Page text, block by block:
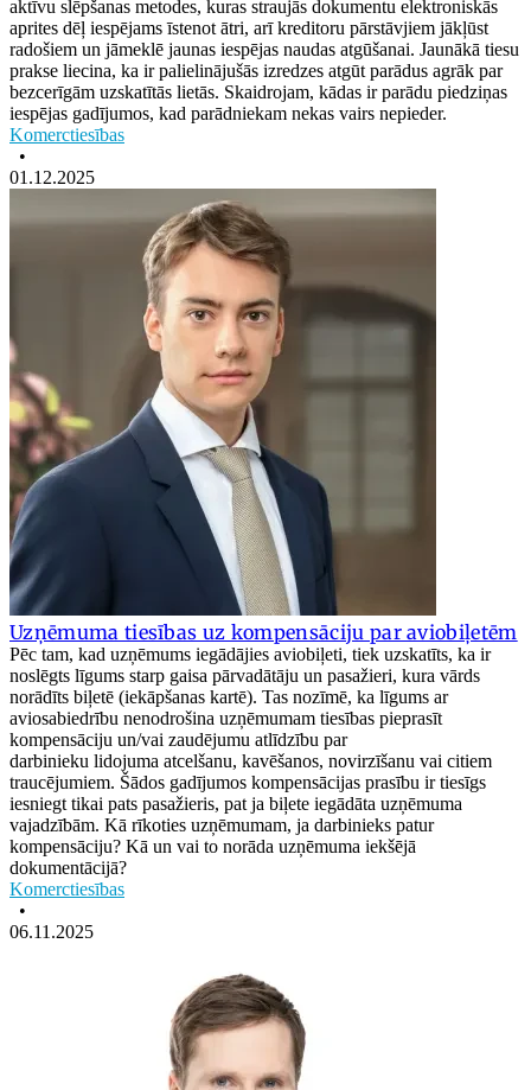
aktīvu slēpšanas metodes, kuras straujās dokumentu elektroniskās
aprites dēļ iespējams īstenot ātri, arī kreditoru pārstāvjiem jākļūst
radošiem un jāmeklē jaunas iespējas naudas atgūšanai. Jaunākā tiesu
prakse liecina, ka ir palielinājušās izredzes atgūt parādus agrāk par
bezcerīgām uzskatītās lietās. Skaidrojam, kādas ir parādu piedziņas
iespējas gadījumos, kad parādniekam nekas vairs nepieder.
Komerctiesības
•
01.12.2025
Uzņēmuma tiesības uz kompensāciju par aviobiļetēm
Pēc tam, kad uzņēmums iegādājies aviobiļeti, tiek uzskatīts, ka ir
noslēgts līgums starp gaisa pārvadātāju un pasažieri, kura vārds
norādīts biļetē (iekāpšanas kartē). Tas nozīmē, ka līgums ar
aviosabiedrību nenodrošina uzņēmumam tiesības pieprasīt
kompensāciju un/vai zaudējumu atlīdzību par
darbinieku lidojuma atcelšanu, kavēšanos, novirzīšanu vai citiem
traucējumiem. Šādos gadījumos kompensācijas prasību ir tiesīgs
iesniegt tikai pats pasažieris, pat ja biļete iegādāta uzņēmuma
vajadzībām. Kā rīkoties uzņēmumam, ja darbinieks patur
kompensāciju? Kā un vai to norāda uzņēmuma iekšējā
dokumentācijā?
Komerctiesības
•
06.11.2025